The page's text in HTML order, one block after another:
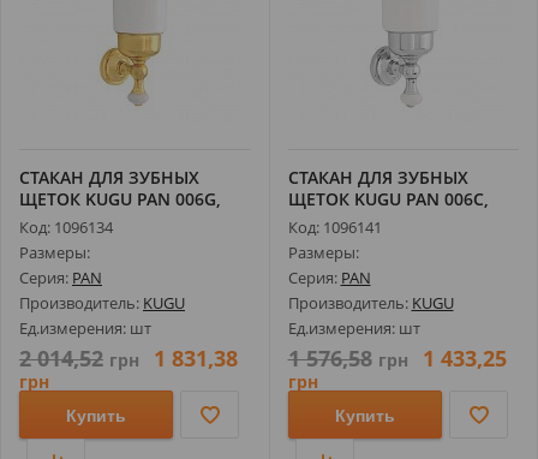
СТАКАН ДЛЯ ЗУБНЫХ
ЩЕТОК KUGU PAN 006G,
ЗОЛОТО
Код: 1096134
Размеры:
Серия: PAN
Производитель: KUGU
Ед.измерения: шт
2 014,52 грн 1 831,38
грн
Купить
СТАКАН ДЛЯ ЗУБНЫХ
ЩЕТОК KUGU PAN 006С,
ХРОМ
Код: 1096141
Размеры:
Серия: PAN
Производитель: KUGU
Ед.измерения: шт
1 576,58 грн 1 433,25
грн
Купить